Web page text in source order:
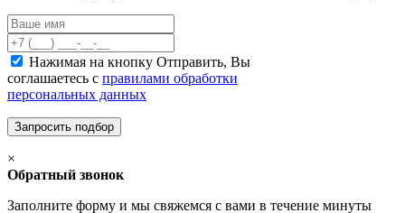
Нажимая на кнопку Отправить, Вы
соглашаетесь с правилами обработки
персональных данных
×
Обратный звонок
Заполните форму и мы свяжемся с вами в течение минуты